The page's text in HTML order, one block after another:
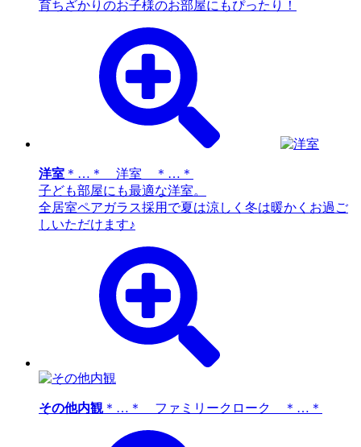
育ちざかりのお子様のお部屋にもぴったり！
洋室 ＊…＊ 洋室 ＊…＊
子ども部屋にも最適な洋室。
全居室ペアガラス採用で夏は涼しく冬は暖かくお過ご
しいただけます♪
その他内観＊…＊ ファミリークローク ＊…＊